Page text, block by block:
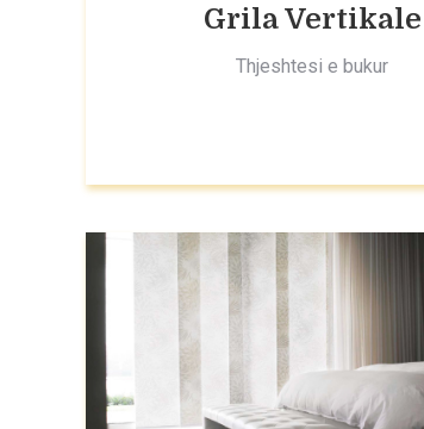
Grila Vertikale
Thjeshtesi e bukur